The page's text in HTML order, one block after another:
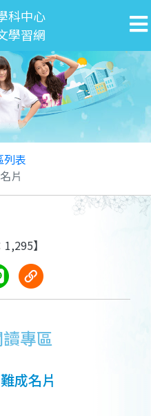
科中心
學習網
列表
片
專區
1,295】
成名片